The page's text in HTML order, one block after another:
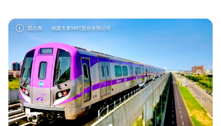
info 図出典： 桃園大衆MRT股份有限公司